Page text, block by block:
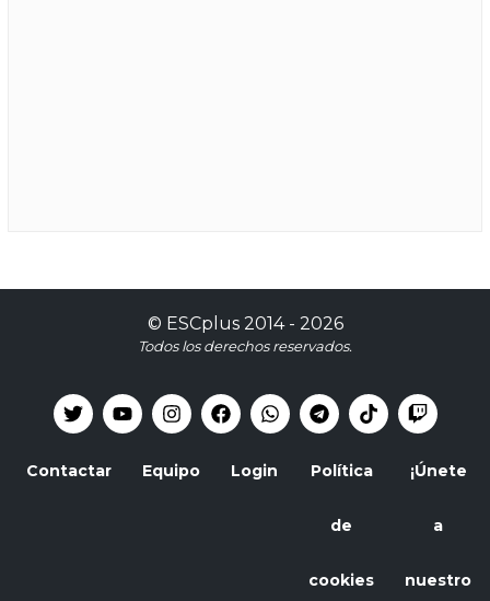
© ESCplus2014 - 2026
Todos los derechos reservados.
Contactar Equipo Login Política
de
cookies
¡Únete
a
nuestro